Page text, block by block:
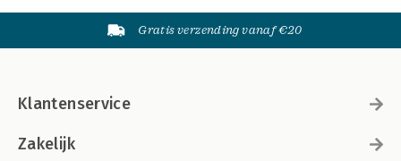
Gratis verzending vanaf €20
Klantenservice
Zakelijk